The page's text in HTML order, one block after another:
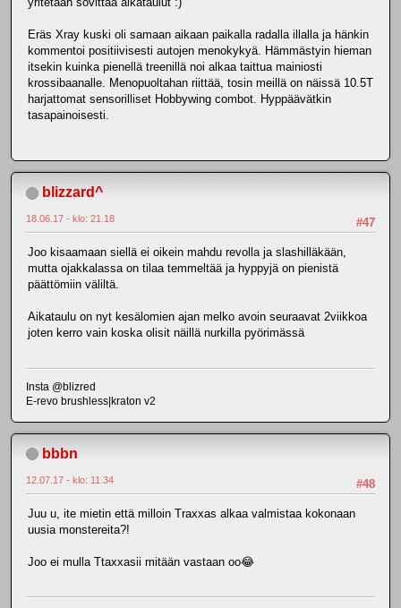
Eräs Xray kuski oli samaan aikaan paikalla radalla illalla ja hänkin
kommentoi positiivisesti autojen menokykyä. Hämmästyin hieman
itsekin kuinka pienellä treenillä noi alkaa taittua mainiosti
krossibaanalle. Menopuoltahan riittää, tosin meillä on näissä 10.5T
harjattomat sensorilliset Hobbywing combot. Hyppäävätkin
tasapainoisesti.
blizzard^
#47
18.06.17 - klo: 21.18
Joo kisaamaan siellä ei oikein mahdu revolla ja slashilläkään,
mutta ojakkalassa on tilaa temmeltää ja hyppyjä on pienistä
päättömiin väliltä.
Aikataulu on nyt kesälomien ajan melko avoin seuraavat 2viikkoa
joten kerro vain koska olisit näillä nurkilla pyörimässä
Insta @blizred
E-revo brushless|kraton v2
bbbn
#48
12.07.17 - klo: 11.34
Juu u, ite mietin että milloin Traxxas alkaa valmistaa kokonaan
uusia monstereita?!
Joo ei mulla Ttaxxasii mitään vastaan oo😂